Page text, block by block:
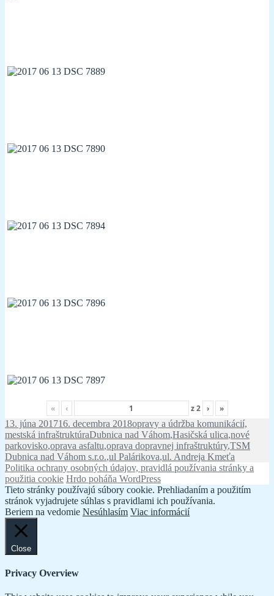
« ‹ z2 ›
»
Publikované
13. júna 201716. decembra 2018Kategórie
opravy a údržba komunikácií,
mestská infraštruktúraZnačky
Dubnica nad Váhom,Hasičská ulica,nové
parkovisko,oprava asfaltu,oprava dopravnej infraštruktúry,TSM
Dubnica nad Váhom s.r.o.,ul Palárikova,ul. Andreja Kmeťa
Politika ochrany osobných údajov, pravidlá používania stránky a
použitia cookie Hrdo poháňa WordPress
Tieto stránky používajú súbory cookie. Prehliadaním a použitím
stránok vyjadrujete súhlas s pravidlami ich používania.
Beriem na vedomie Nesúhlasím Viac informácií
Close
Privacy Overview